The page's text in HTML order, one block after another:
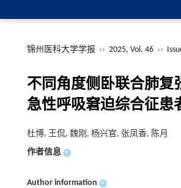
锦州医科大学学报 ›› 2025, Vol. 46 ››
不同角度侧卧联合肺复
急性呼吸窘迫综合征患
杜博, 王侃, 魏刚, 杨兴官, 张凤香, 陈月
作者信息 +
Author information +